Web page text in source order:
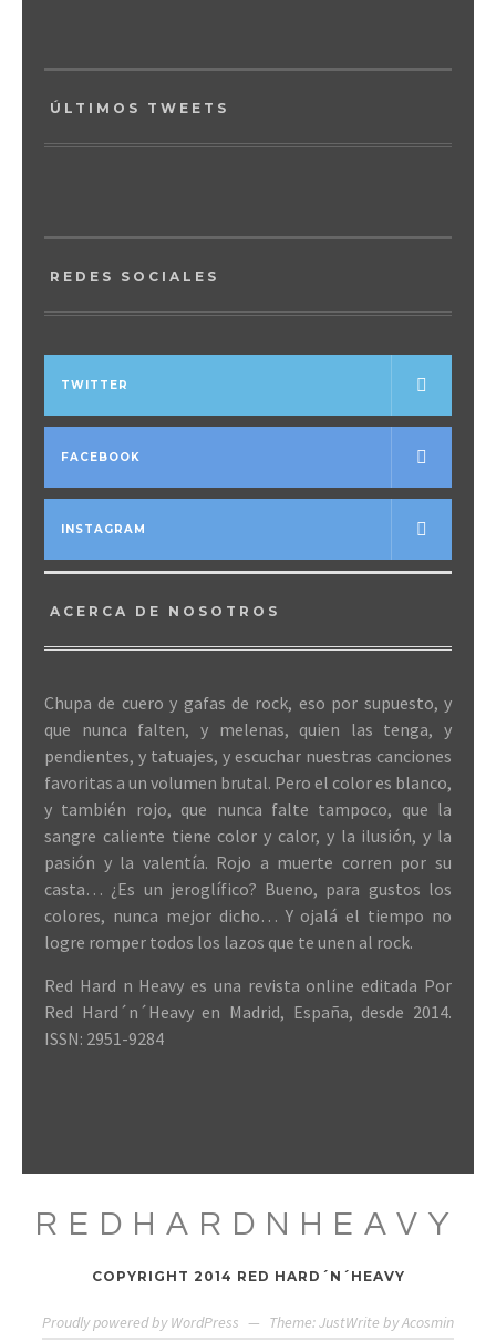
ÚLTIMOS TWEETS
REDES SOCIALES
TWITTER
FACEBOOK
INSTAGRAM
ACERCA DE NOSOTROS
Chupa de cuero y gafas de rock, eso por supuesto, y
que nunca falten, y melenas, quien las tenga, y
pendientes, y tatuajes, y escuchar nuestras canciones
favoritas a un volumen brutal. Pero el color es blanco,
y también rojo, que nunca falte tampoco, que la
sangre caliente tiene color y calor, y la ilusión, y la
pasión y la valentía. Rojo a muerte corren por su
casta… ¿Es un jeroglífico? Bueno, para gustos los
colores, nunca mejor dicho… Y ojalá el tiempo no
logre romper todos los lazos que te unen al rock.
Red Hard n Heavy es una revista online editada Por
Red Hard´n´Heavy en Madrid, España, desde 2014.
ISSN: 2951-9284
REDHARDNHEAVY
COPYRIGHT 2014 RED HARD´N´HEAVY
Proudly powered by WordPress — Theme: JustWrite byAcosmin